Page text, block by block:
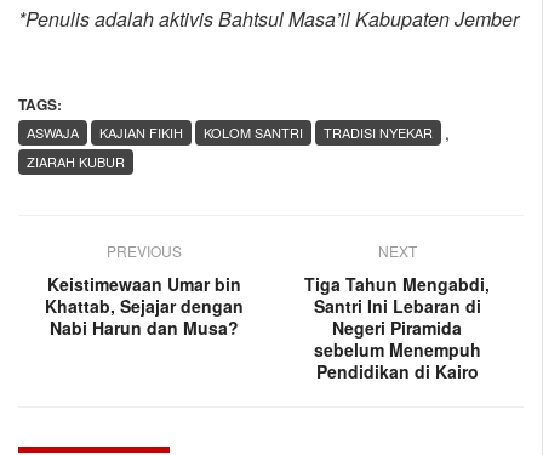
*Penulis adalah aktivis Bahtsul Masa’il Kabupaten Jember
TAGS:
,
ASWAJA KAJIAN FIKIH KOLOM SANTRI
TRADISI NYEKAR
ZIARAH KUBUR
PREVIOUS
Keistimewaan Umar bin
Khattab, Sejajar dengan
Nabi Harun dan Musa?
NEXT
Tiga Tahun Mengabdi,
Santri Ini Lebaran di
Negeri Piramida
sebelum Menempuh
Pendidikan di Kairo